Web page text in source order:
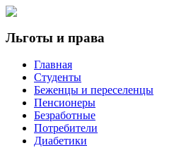
Льготы и права
Главная
Студенты
Беженцы и переселенцы
Пенсионеры
Безработные
Потребители
Диабетики